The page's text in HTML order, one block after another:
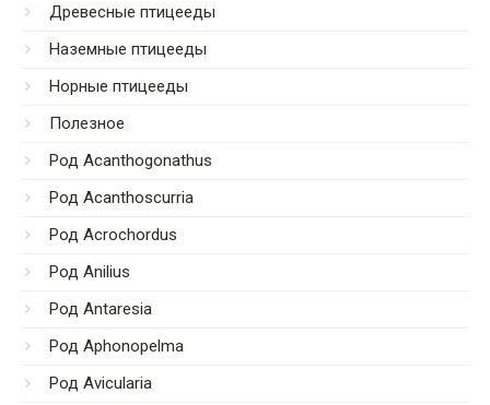
Древесные птицееды
Наземные птицееды
Норные птицееды
Полезное
Род Acanthogonathus
Род Acanthoscurria
Род Acrochordus
Род Anilius
Род Antaresia
Род Aphonopelma
Род Avicularia